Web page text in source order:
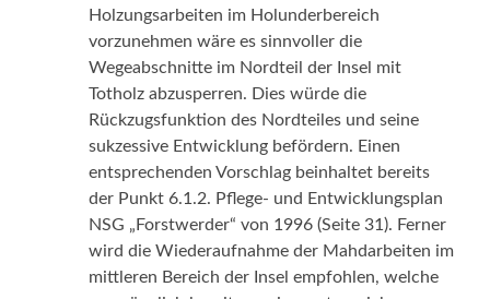
Holzungsarbeiten im Holunderbereich
vorzunehmen wäre es sinnvoller die
Wegeabschnitte im Nordteil der Insel mit
Totholz abzusperren. Dies würde die
Rückzugsfunktion des Nordteiles und seine
sukzessive Entwicklung befördern. Einen
entsprechenden Vorschlag beinhaltet bereits
der Punkt 6.1.2. Pflege- und Entwicklungsplan
NSG „Forstwerder“ von 1996 (Seite 31). Ferner
wird die Wiederaufnahme der Mahdarbeiten im
mittleren Bereich der Insel empfohlen, welche